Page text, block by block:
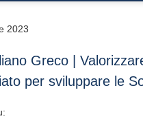
2023
Greco |
per sviluppare le